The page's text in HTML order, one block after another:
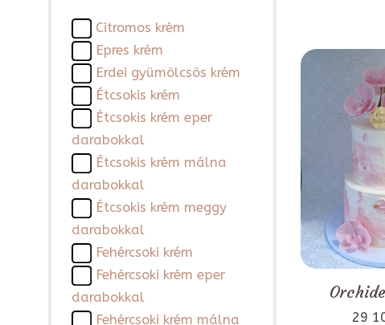
Citromos krém
Epres krém
Erdei gyümölcsös krém
Étcsokis krém
Étcsokis krém eper
darabokkal
Étcsokis krém málna
darabokkal
Étcsokis krém meggy
darabokkal
Fehércsoki krém
Fehércsoki krém eper
darabokkal
Fehércsoki krém málna
29